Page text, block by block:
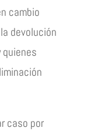
cambio
devolución
quienes
caso por